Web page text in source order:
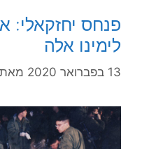
פנחס יחזקאלי:
לימינו אלה
13 בפברואר 2020 מאת